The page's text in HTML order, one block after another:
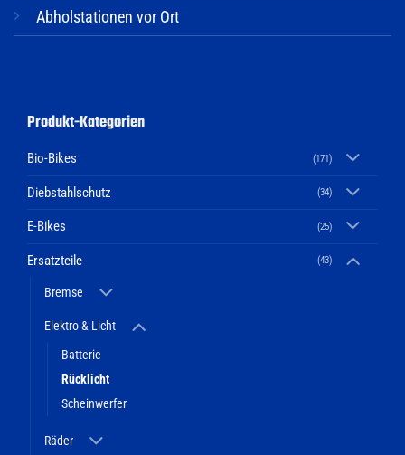
Abholstationen vor Ort
Produkt-Kategorien
Bio-Bikes (171)
Diebstahlschutz (34)
E-Bikes (25)
Ersatzteile (43)
Bremse
Elektro & Licht
Batterie
Rücklicht
Scheinwerfer
Räder